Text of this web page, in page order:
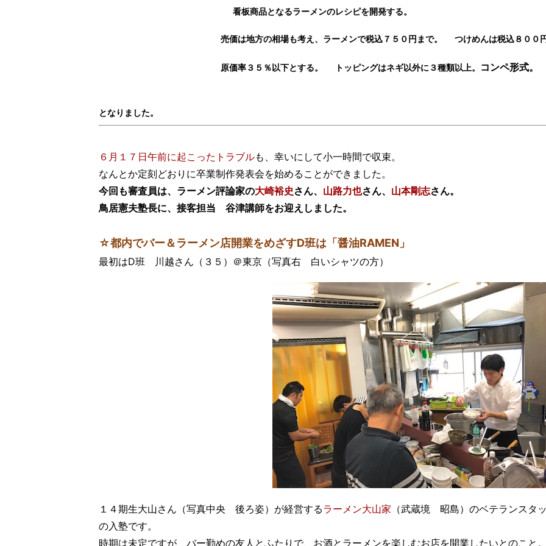
看板商品となるラーメンのレシピを開発する。
売価は地方の相場も考え、ラーメンで税込７５０円まで。 つけめんは税込８００
原価率３５％以下とする。 トッピングはネギ以外に３種類以上。 コンペ形式。
となりました。
６月１７日午前に起こったトラブルも、幸いにして小一時間で収束。
なんとか定刻どおりに卒業制作発表会を始めることができました。
今回も審査員は、ラーメン評論家の大崎裕史 さん、 山路力也さん、 山本剛志さん。
鳥居憲夫塾長に、接客担当 谷津講師をお迎えしました。
☆都内でバー＆ラーメン店開業をめざすD班は「醤油RAMEN」
最初はD班 川越さん（３５）＠東京（写真右 白いシャツの方）
１４期生大山さん（写真中央 後ろ姿）が経営するラーメン大山家 （武蔵境 昭島）のベテランスタ
の入塾です。
時期は未定ですが、バー勤めの友人とふたりで、お酒とラーメンを楽しむお店を開業したいとのこと